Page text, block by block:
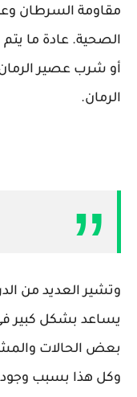
مقاومة السرطان
الصحية. عادة ما يتم
أو شرب عصير
الرمان.
وتشير العديد من
يساعد بشكل كبير
بعض الحالات
وكل هذا بسبب